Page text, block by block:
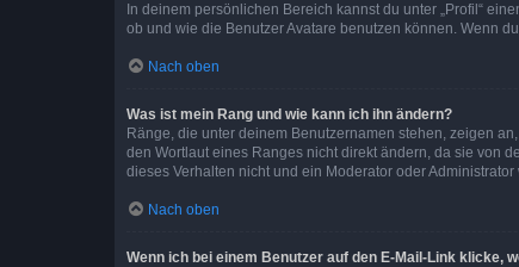
In deinem persönlichen Bereich kannst du unter „Profil“
ob und wie die Benutzer Avatare benutzen können. Wenn
Nach oben
Was ist mein Rang und wie kann ich ihn ändern?
Ränge, die unter deinem Benutzernamen stehen, zeigen
den Wortlaut eines Ranges nicht direkt ändern, da sie von
dieses Verhalten nicht und ein Moderator oder
Nach oben
Wenn ich bei einem Benutzer auf den E-Mail-Link klicke,